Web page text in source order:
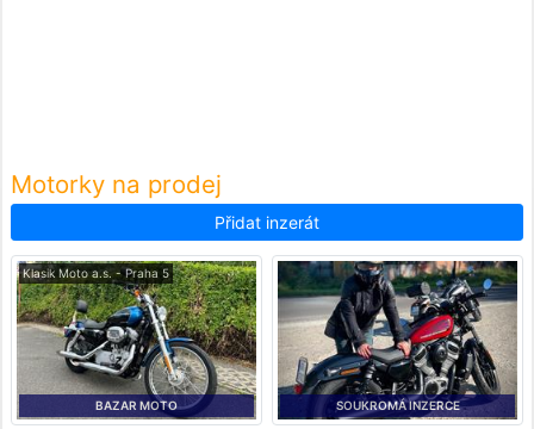
Motorky na prodej
Přidat inzerát
Klasik Moto a.s. - Praha 5
BAZAR MOTO SOUKROMÁ INZERCE